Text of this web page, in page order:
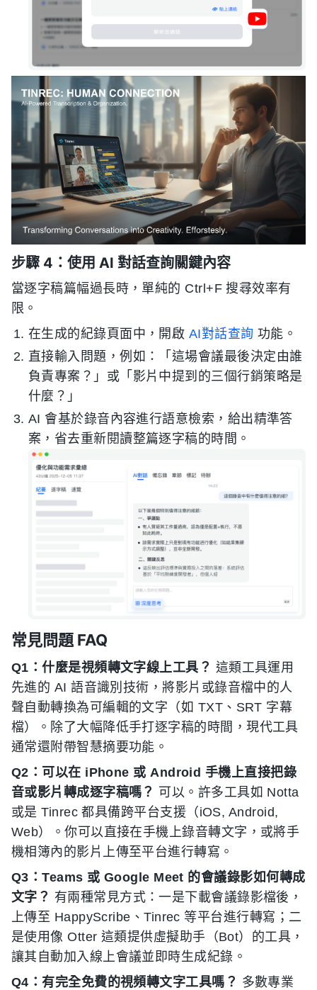
步驟 4：使用 AI 對話查詢關鍵內容
當逐字稿篇幅過長時，單純的 Ctrl+F 搜尋效率有
限。
在生成的紀錄頁面中，開啟 AI對話查詢 功能。
直接輸入問題，例如：「這場會議最後決定由誰
負責專案？」或「影片中提到的三個行銷策略是
什麼？」
AI 會基於錄音內容進行語意檢索，給出精準答
案，省去重新閱讀整篇逐字稿的時間。
常見問題 FAQ
Q1：什麼是視頻轉文字線上工具？ 這類工具運用
先進的 AI 語音識別技術，將影片或錄音檔中的人
聲自動轉換為可編輯的文字（如 TXT、SRT 字幕
檔）。除了大幅降低手打逐字稿的時間，現代工具
通常還附帶智慧摘要功能。
Q2：可以在 iPhone 或 Android 手機上直接把錄
音或影片轉成逐字稿嗎？ 可以。許多工具如 Notta
或是 Tinrec 都具備跨平台支援（iOS, Android,
Web）。你可以直接在手機上錄音轉文字，或將手
機相簿內的影片上傳至平台進行轉寫。
Q3：Teams 或 Google Meet 的會議錄影如何轉成
文字？ 有兩種常見方式：一是下載會議錄影檔後，
上傳至 HappyScribe、Tinrec 等平台進行轉寫；二
是使用像 Otter 這類提供虛擬助手（Bot）的工具，
讓其自動加入線上會議並即時生成紀錄。
Q4：有完全免費的視頻轉文字工具嗎？ 多數專業